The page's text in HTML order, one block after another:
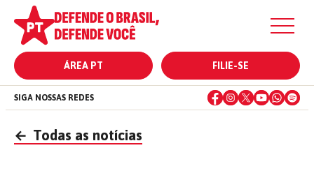
ÁREA PT FILIE-SE
SIGA NOSSAS REDES
← Todas as notícias